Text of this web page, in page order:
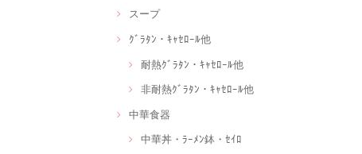
スープ
ｸﾞﾗﾀﾝ・ｷｬｾﾛｰﾙ他
耐熱ｸﾞﾗﾀﾝ・ｷｬｾﾛｰﾙ他
非耐熱ｸﾞﾗﾀﾝ・ｷｬｾﾛｰﾙ他
中華食器
中華丼・ﾗｰﾒﾝ鉢・ｾｲﾛ